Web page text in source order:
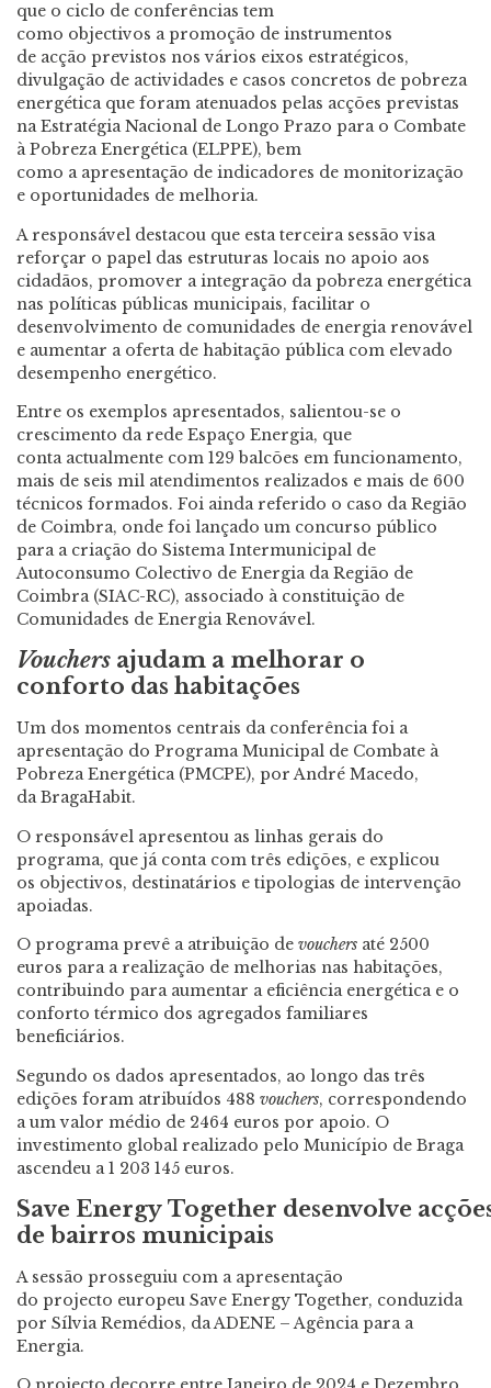
que o ciclo de conferências tem
como objectivos a promoção de instrumentos
de acção previstos nos vários eixos estratégicos,
divulgação de actividades e casos concretos de pobreza
energética que foram atenuados pelas acções previstas
na Estratégia Nacional de Longo Prazo para o Combate
à Pobreza Energética (ELPPE), bem
como a apresentação de indicadores de monitorização
e oportunidades de melhoria.
A responsável destacou que esta terceira sessão visa
reforçar o papel das estruturas locais no apoio aos
cidadãos, promover a integração da pobreza energética
nas políticas públicas municipais, facilitar o
desenvolvimento de comunidades de energia renovável
e aumentar a oferta de habitação pública com elevado
desempenho energético.
Entre os exemplos apresentados, salientou-se o
crescimento da rede Espaço Energia, que
conta actualmente com 129 balcões em funcionamento,
mais de seis mil atendimentos realizados e mais de 600
técnicos formados. Foi ainda referido o caso da Região
de Coimbra, onde foi lançado um concurso público
para a criação do Sistema Intermunicipal de
Autoconsumo Colectivo de Energia da Região de
Coimbra (SIAC-RC), associado à constituição de
Comunidades de Energia Renovável.
Vouchers ajudam a melhorar o
conforto das habitações
Um dos momentos centrais da conferência foi a
apresentação do Programa Municipal de Combate à
Pobreza Energética (PMCPE), por André Macedo,
da BragaHabit.
O responsável apresentou as linhas gerais do
programa, que já conta com três edições, e explicou
os objectivos, destinatários e tipologias de intervenção
apoiadas.
O programa prevê a atribuição de vouchers até 2500
euros para a realização de melhorias nas habitações,
contribuindo para aumentar a eficiência energética e o
conforto térmico dos agregados familiares
beneficiários.
Segundo os dados apresentados, ao longo das três
edições foram atribuídos 488 vouchers, correspondendo
a um valor médio de 2464 euros por apoio. O
investimento global realizado pelo Município de Braga
ascendeu a 1 203 145 euros.
Save Energy Together desenvolve
de bairros municipais
A sessão prosseguiu com a apresentação
do projecto europeu Save Energy Together, conduzida
por Sílvia Remédios, da ADENE – Agência para a
Energia.